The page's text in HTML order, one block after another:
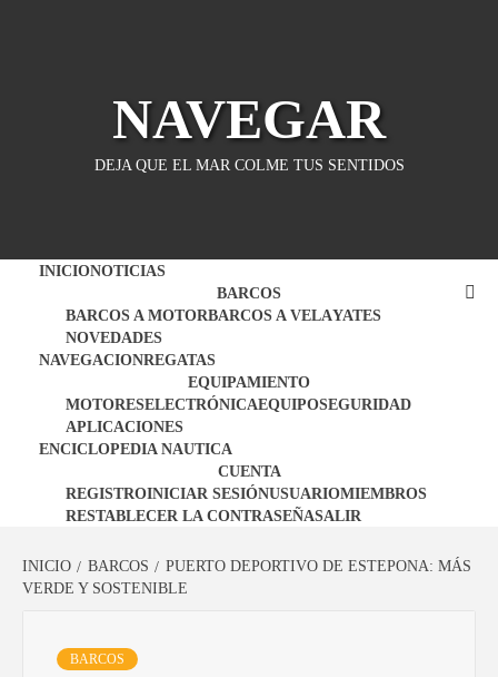
NAVEGAR
DEJA QUE EL MAR COLME TUS SENTIDOS
INICIONOTICIAS
BARCOS
BARCOS A MOTORBARCOS A VELAYATES
NOVEDADES
NAVEGACIONREGATAS
EQUIPAMIENTO
MOTORESELECTRÓNICAEQUIPOSEGURIDAD
APLICACIONES
ENCICLOPEDIA NAUTICA
CUENTA
REGISTROINICIAR SESIÓNUSUARIOMIEMBROS
RESTABLECER LA CONTRASEÑASALIR
INICIO BARCOS
PUERTO DEPORTIVO DE ESTEPONA: MÁS
VERDE Y SOSTENIBLE
BARCOS